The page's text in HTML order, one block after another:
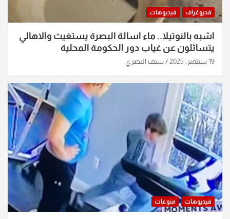
فديوغراف فيديوهات
اشبه بالنوتيلا.. ماء اسالة البصرة يستغيث والاهالي
يتسائلون عن غياب دور الحكومة المحلية
19 سبتمبر، 2025 سيف البصري
فيديوهات منوعات